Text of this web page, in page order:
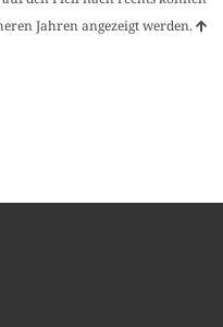
Jahren angezeigt werden.